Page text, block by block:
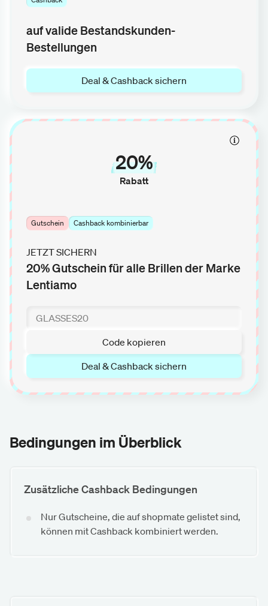
Bedingungen im Überblick
Zusätzliche Cashback Bedingungen
Nur Gutscheine, die auf shopmate gelistet sind,
können mit Cashback kombiniert werden.
auf valide Bestandskunden-
Bestellungen
Deal & Cashback sichern
20%
Rabatt
Gutschein Cashback kombinierbar
JETZT SICHERN
20% Gutschein für alle Brillen der Marke
Lentiamo
Code kopieren
Deal & Cashback sichern